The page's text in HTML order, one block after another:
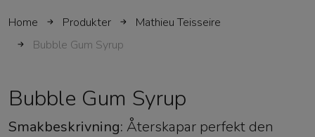
Home Produkter
Mathieu Teisseire
Bubble Gum Syrup
Bubble Gum Syrup
Smakbeskrivning: Återskapar perfekt den